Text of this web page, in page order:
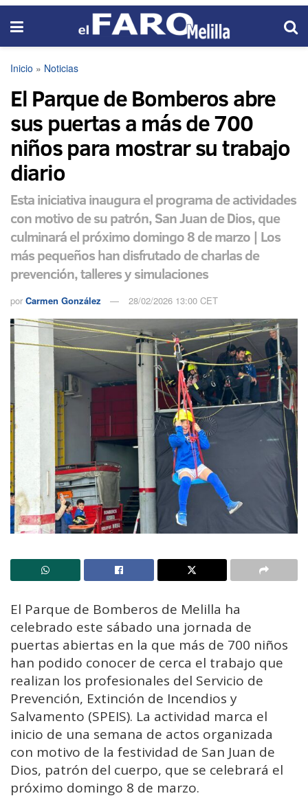
Inicio » Noticias
El Parque de Bomberos abre
sus puertas a más de 700
niños para mostrar su trabajo
diario
Esta iniciativa inaugura el programa de actividades
con motivo de su patrón, San Juan de Dios, que
culminará el próximo domingo 8 de marzo | Los
más pequeños han disfrutado de charlas de
prevención, talleres y simulaciones
por Carmen González 28/02/2026 13:00 CET
El Parque de Bomberos de Melilla ha
celebrado este sábado una jornada de
puertas abiertas en la que más de 700 niños
han podido conocer de cerca el trabajo que
realizan los profesionales del Servicio de
Prevención, Extinción de Incendios y
Salvamento (SPEIS). La actividad marca el
inicio de una semana de actos organizada
con motivo de la festividad de San Juan de
Dios, patrón del cuerpo, que se celebrará el
próximo domingo 8 de marzo.